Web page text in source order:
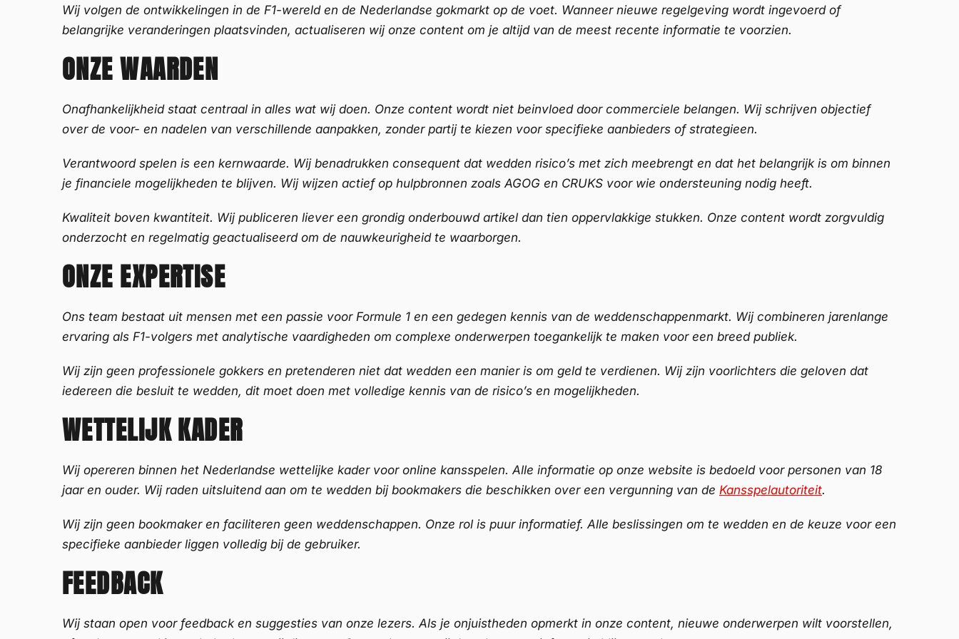
Wij volgen de ontwikkelingen in de F1-wereld en de Nederlandse gokmarkt op de voet. Wanneer nieuwe regelgeving wordt ingevoerd of
belangrijke veranderingen plaatsvinden, actualiseren wij onze content om je altijd van de meest recente informatie te voorzien.
ONZE WAARDEN
Onafhankelijkheid staat centraal in alles wat wij doen. Onze content wordt niet beinvloed door commerciele belangen. Wij schrijven objectief
over de voor- en nadelen van verschillende aanpakken, zonder partij te kiezen voor specifieke aanbieders of strategieen.
Verantwoord spelen is een kernwaarde. Wij benadrukken consequent dat wedden risico’s met zich meebrengt en dat het belangrijk is om binnen
je financiele mogelijkheden te blijven. Wij wijzen actief op hulpbronnen zoals AGOG en CRUKS voor wie ondersteuning nodig heeft.
Kwaliteit boven kwantiteit. Wij publiceren liever een grondig onderbouwd artikel dan tien oppervlakkige stukken. Onze content wordt zorgvuldig
onderzocht en regelmatig geactualiseerd om de nauwkeurigheid te waarborgen.
ONZE EXPERTISE
Ons team bestaat uit mensen met een passie voor Formule 1 en een gedegen kennis van de weddenschappenmarkt. Wij combineren jarenlange
ervaring als F1-volgers met analytische vaardigheden om complexe onderwerpen toegankelijk te maken voor een breed publiek.
Wij zijn geen professionele gokkers en pretenderen niet dat wedden een manier is om geld te verdienen. Wij zijn voorlichters die geloven dat
iedereen die besluit te wedden, dit moet doen met volledige kennis van de risico’s en mogelijkheden.
WETTELIJK KADER
Wij opereren binnen het Nederlandse wettelijke kader voor online kansspelen. Alle informatie op onze website is bedoeld voor personen van 18
jaar en ouder. Wij raden uitsluitend aan om te wedden bij bookmakers die beschikken over een vergunning van de Kansspelautoriteit.
Wij zijn geen bookmaker en faciliteren geen weddenschappen. Onze rol is puur informatief. Alle beslissingen om te wedden en de keuze voor een
specifieke aanbieder liggen volledig bij de gebruiker.
FEEDBACK
Wij staan open voor feedback en suggesties van onze lezers. Als je onjuistheden opmerkt in onze content, nieuwe onderwerpen wilt voorstellen,